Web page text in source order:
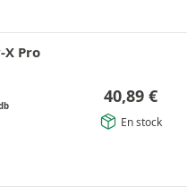
Pro
40,89 €
En stock